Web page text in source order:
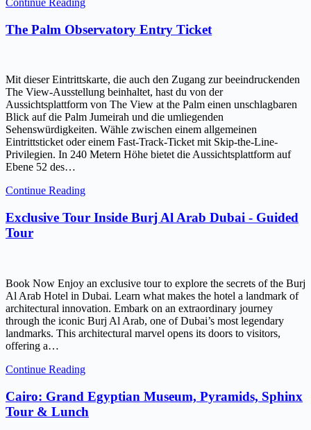
Continue Reading
The Palm Observatory Entry Ticket
Mit dieser Eintrittskarte, die auch den Zugang zur beeindruckenden
The View-Ausstellung beinhaltet, hast du von der
Aussichtsplattform von The View at the Palm einen unschlagbaren
Blick auf die Palm Jumeirah und die umliegenden
Sehenswürdigkeiten. Wähle zwischen einem allgemeinen
Eintrittsticket oder einem Fast-Track-Ticket mit Skip-the-Line-
Privilegien. In 240 Metern Höhe bietet die Aussichtsplattform auf
Ebene 52 des…
Continue Reading
Exclusive Tour Inside Burj Al Arab Dubai - Guided
Tour
Book Now Enjoy an exclusive tour to explore the secrets of the Burj
Al Arab Hotel in Dubai. Learn what makes the hotel a landmark of
architectural innovation. Embark on an extraordinary journey
through the iconic Burj Al Arab, one of Dubai’s most legendary
landmarks. This architectural marvel opens its doors to visitors,
offering a…
Continue Reading
Cairo: Grand Egyptian Museum, Pyramids, Sphinx
Tour & Lunch